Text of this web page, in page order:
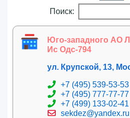
Поиск:
Юго-западного АО
Ис Одс-794
ул. Крупской, 13,
+7 (495) 539-53-53
+7 (495) 777-77-77
+7 (499) 133-02-41
sekdez@yandex.ru